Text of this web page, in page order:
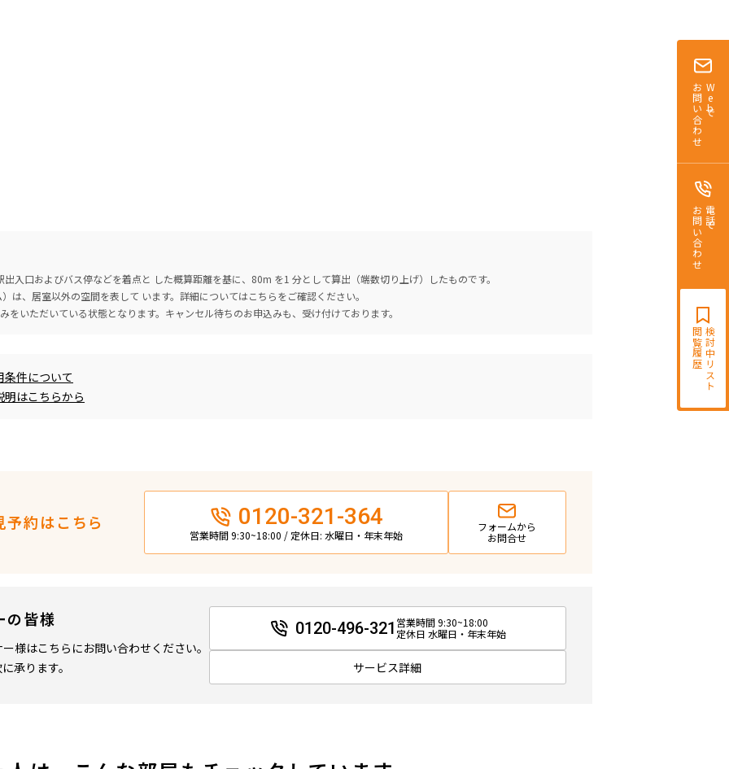
Webで
お問い合わせ
電話で
お問い合わせ
検討中リスト
閲覧履歴
入口およびバス停などを着点と した概算距離を基に、80m を1 分として算出（端数切り上げ）したものです。
は、居室以外の空間を表して います。詳細についてはこちらをご確認ください。
をいただいている状態となります。キャンセル待ちのお申込みも、受け付けております。
件について
はこちらから
約はこちら 0120-321-364
営業時間 9:30~18:00 / 定休日: 水曜日・年末年始
フォームから
お問合せ
の皆様
様はこちらにお問い合わせください。
承ります。
0120-496-321 営業時間 9:30~18:00
定休日 水曜日・年末年始
サービス詳細